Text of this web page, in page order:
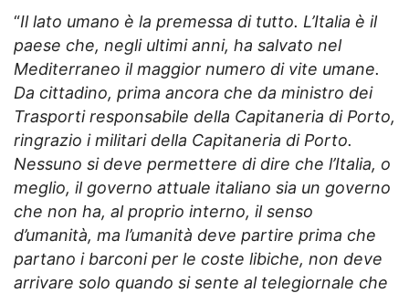
“Il lato umano è la premessa di tutto. L’Italia è il
paese che, negli ultimi anni, ha salvato nel
Mediterraneo il maggior numero di vite umane.
Da cittadino, prima ancora che da ministro dei
Trasporti responsabile della Capitaneria di Porto,
ringrazio i militari della Capitaneria di Porto.
Nessuno si deve permettere di dire che l’Italia, o
meglio, il governo attuale italiano sia un governo
che non ha, al proprio interno, il senso
d’umanità, ma l’umanità deve partire prima che
partano i barconi per le coste libiche, non deve
arrivare solo quando si sente al telegiornale che